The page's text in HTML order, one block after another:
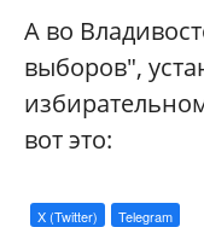
А во
выборов",
вот это:
X (Twitter) Telegram